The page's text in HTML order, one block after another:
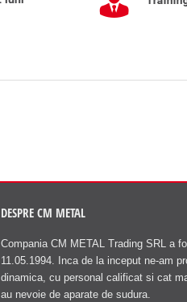
DESPRE CM METAL
Compania CM METAL Trading SRL a
11.05.1994. Inca de la inceput ne-am
dinamica, cu personal calificat si cat
au nevoie de aparate de sudura.